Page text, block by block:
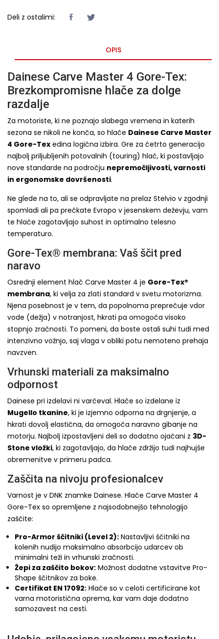
Deli z ostalimi:
OPIS
Dainese Carve Master 4 Gore-Tex:
Brezkompromisne hlače za dolge
razdalje
Za motoriste, ki ne poznajo slabega vremena in katerih
sezona se nikoli ne konča, so hlače Dainese Carve Master
4 Gore-Tex edina logična izbira. Gre za četrto generacijo
najbolj priljubljenih potovalnih (touring) hlač, ki postavljajo
nove standarde na področju nepremočljivosti, varnosti
in ergonomske dovršenosti.
Ne glede na to, ali se odpravljate na prelaz Stelvio v zgodnji
spomladi ali pa prečkate Evropo v jesenskem deževju, vam
te hlače zagotavljajo suhost in optimalno telesno
temperaturo.
Gore-Tex® membrana: Vaš ščit pred
naravo
Osrednji element hlač Carve Master 4 je Gore-Tex®
membrana, ki velja za zlati standard v svetu motorizma.
Njena posebnost je v tem, da popolnoma preprečuje vdor
vode (dežja) v notranjost, hkrati pa omogoča visoko
stopnjo zračnosti. To pomeni, da boste ostali suhi tudi med
intenzivno vožnjo, saj vlaga v obliki potu nemoteno prehaja
navzven.
Vrhunski materiali za maksimalno
odpornost
Dainese pri izdelavi ni varčeval. Hlače so izdelane iz
Mugello tkanine, ki je izjemno odporna na drgnjenje, a
hkrati dovolj elastična, da omogoča naravno gibanje na
motorju. Najbolj izpostavljeni deli so dodatno ojačani z 3D-
Stone vložki, ki zagotavljajo, da hlače zdržijo tudi najhujše
obremenitve v primeru padca.
Zaščita na nivoju profesionalcev
Varnost je v DNK znamke Dainese. Hlače Carve Master 4
Gore-Tex so opremljene z najsodobnejšo tehnologijo
zaščite:
Pro-Armor ščitniki (Level 2): Nastavljivi ščitniki na
kolenih nudijo maksimalno absorbcijo udarcev ob
minimalni teži in vrhunski zračnosti.
Žepi za zaščito bokov: Možnost dodatne vstavitve Pro-
Shape ščitnikov za boke.
Certifikat EN 17092: Hlače so v celoti certificirane kot
varna motoristična oprema, kar vam daje dodatno
samozavest na cesti.